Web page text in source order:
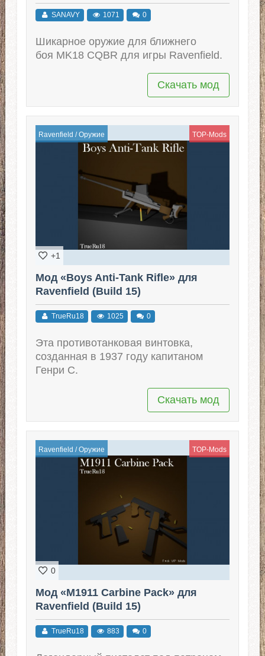
SANAVY 1071 0
Шикарное оружие для ближнего
боя MK18 CQBR для игры Ravenfield.
Скачать мод
Ravenfield /Оружие TOP-Mods
+1
Мод «Boys Anti-Tank Rifle» для
Ravenfield (Build 15)
TrueRu18 1025 0
Эта противотанковая винтовка,
созданная в 1937 году капитаном
Генри С.
Скачать мод
Ravenfield /Оружие TOP-Mods
0
Мод «M1911 Carbine Pack» для
Ravenfield (Build 15)
TrueRu18 883 0